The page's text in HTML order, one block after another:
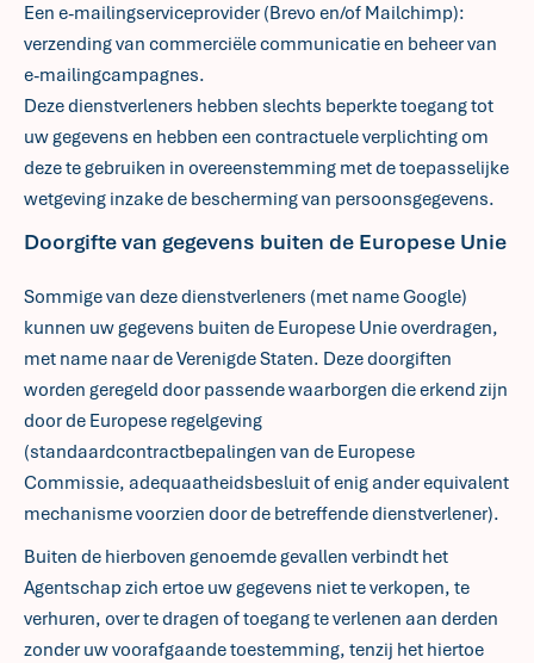
Een e-mailingserviceprovider (Brevo en/of Mailchimp):
verzending van commerciële communicatie en beheer van
e-mailingcampagnes.
Deze dienstverleners hebben slechts beperkte toegang tot
uw gegevens en hebben een contractuele verplichting om
deze te gebruiken in overeenstemming met de toepasselijke
wetgeving inzake de bescherming van persoonsgegevens.
Doorgifte van gegevens buiten de Europese Unie
Sommige van deze dienstverleners (met name Google)
kunnen uw gegevens buiten de Europese Unie overdragen,
met name naar de Verenigde Staten. Deze doorgiften
worden geregeld door passende waarborgen die erkend zijn
door de Europese regelgeving
(standaardcontractbepalingen van de Europese
Commissie, adequaatheidsbesluit of enig ander equivalent
mechanisme voorzien door de betreffende dienstverlener).
Buiten de hierboven genoemde gevallen verbindt het
Agentschap zich ertoe uw gegevens niet te verkopen, te
verhuren, over te dragen of toegang te verlenen aan derden
zonder uw voorafgaande toestemming, tenzij het hiertoe